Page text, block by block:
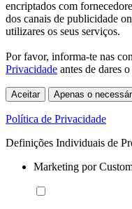
encriptados com
dos canais de publicidade
utilizares os seus serviços.
Por favor, informa-te nas
Privacidade antes de dares
Aceitar Apenas o
Política de Privacidade
Definições Individuais de
Marketing por